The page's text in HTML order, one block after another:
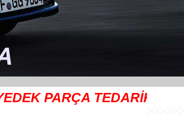
PARÇA TEDARİKÇİSİ